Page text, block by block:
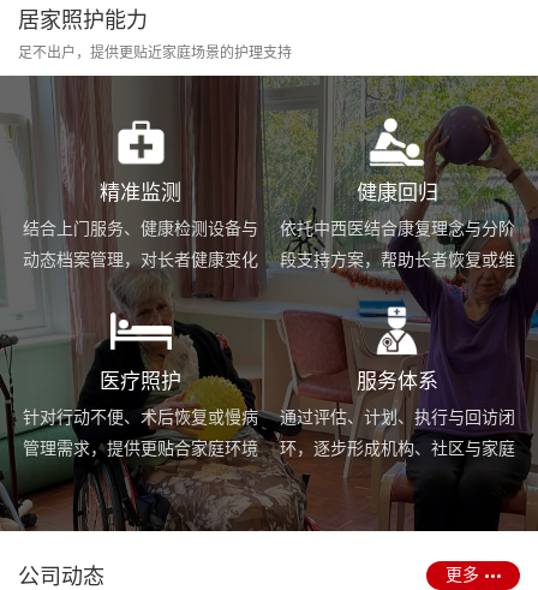
居家照护能力
足不出户，提供更贴近家庭场景的护理支持
精准监测
结合上门服务、健康检测设备与
动态档案管理，对长者健康变化
进行持续跟踪与基础预警。
健康回归
依托中西医结合康复理念与分阶
段支持方案，帮助长者恢复或维
持身体功能，提升生活便利度。
医疗照护
针对行动不便、术后恢复或慢病
管理需求，提供更贴合家庭环境
的护理服务与用药协助支持。
服务体系
通过评估、计划、执行与回访闭
环，逐步形成机构、社区与家庭
场景协同的长期照护支持体系。
公司动态 更多